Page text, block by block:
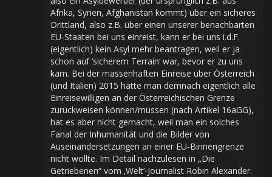
Afrika, Syrien, Afghanistan kommt) über ein sicheres
Drittland, also z.B. über einen unserer benachbarten
EU-Staaten bei uns einreist, kann er bei uns i.d.F.
(eigentlich) kein Asyl mehr beantragen, weil er ja
schon auf ’sicherem Terrain‘ war, bevor er zu uns
kam. Bei der massenhaften Einreise über Österreich
(und Italien) 2015 hätte man demnach eigentlich alle
Einreisewilligen an der Österreichischen Grenze
zurückweisen können/müssen (nach Artikel 16aGG),
hat es aber nicht gemacht, weil man ein solches
Fanal der Inhumanität und die Bilder von
Auseinandersetzungen an einer EU-Binnengrenze
nicht wollte. Im Detail nachzulesen in „Die
Getriebenen“ vom ‚Welt‘-Journalist Robin Alexander.